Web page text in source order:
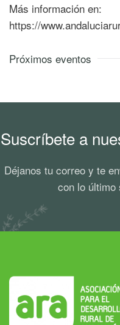
Más información en:
https://
Próximos eventos
Suscríbete a
Déjanos tu correo y te
con lo último